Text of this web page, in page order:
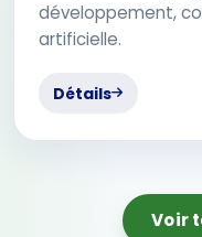
développement,
artificielle.
Détails
Voir